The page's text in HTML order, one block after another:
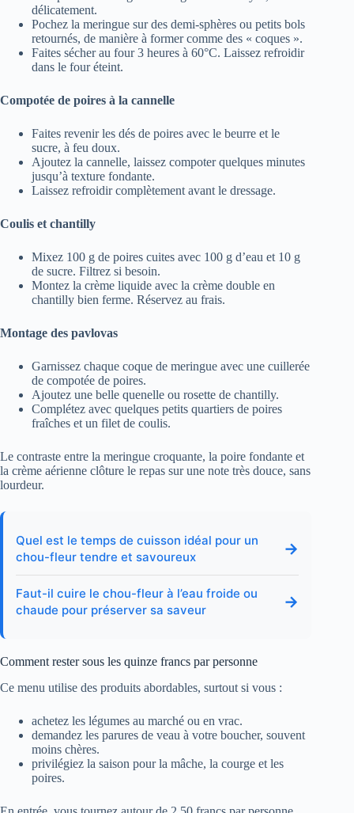
délicatement.
Pochez la meringue sur des demi-sphères ou petits bols
retournés, de manière à former comme des « coques ».
Faites sécher au four 3 heures à 60°C. Laissez refroidir
dans le four éteint.
Compotée de poires à la cannelle
Faites revenir les dés de poires avec le beurre et le
sucre, à feu doux.
Ajoutez la cannelle, laissez compoter quelques minutes
jusqu’à texture fondante.
Laissez refroidir complètement avant le dressage.
Coulis et chantilly
Mixez 100 g de poires cuites avec 100 g d’eau et 10 g
de sucre. Filtrez si besoin.
Montez la crème liquide avec la crème double en
chantilly bien ferme. Réservez au frais.
Montage des pavlovas
Garnissez chaque coque de meringue avec une cuillerée
de compotée de poires.
Ajoutez une belle quenelle ou rosette de chantilly.
Complétez avec quelques petits quartiers de poires
fraîches et un filet de coulis.
Le contraste entre la meringue croquante, la poire fondante et
la crème aérienne clôture le repas sur une note très douce, sans
lourdeur.
Quel est le temps de cuisson idéal pour un
chou-fleur tendre et savoureux
→
Faut-il cuire le chou-fleur à l’eau froide ou
chaude pour préserver sa saveur
→
Comment rester sous les quinze francs par personne
Ce menu utilise des produits abordables, surtout si vous :
achetez les légumes au marché ou en vrac.
demandez les parures de veau à votre boucher, souvent
moins chères.
privilégiez la saison pour la mâche, la courge et les
poires.